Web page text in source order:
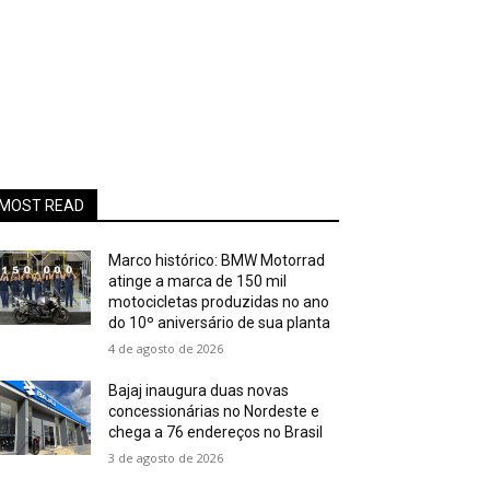
MOST READ
Marco histórico: BMW Motorrad
atinge a marca de 150 mil
motocicletas produzidas no ano
do 10º aniversário de sua planta
4 de agosto de 2026
Bajaj inaugura duas novas
concessionárias no Nordeste e
chega a 76 endereços no Brasil
3 de agosto de 2026